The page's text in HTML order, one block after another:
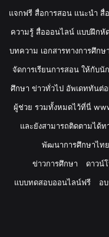
แจกฟรี สื่อการสอน แนะนำ สื่
ความรู้ สื่อออนไลน์ แบบฝึกหั
บทความ เอกสารทางการศึก
จัดการเรียนการสอน ให้กับนั
ศึกษา ข่าวทั่วไป อัพเดททันต่
ผู้ช่วย รวมทั้งหมดไว้ที่นี่
และยังสามารถติดตามได้
พัฒนาการศึกษาไทย
ข่าวการศึกษา
ดาวน์
แบบทดสอบออนไลน์ฟรี
อ